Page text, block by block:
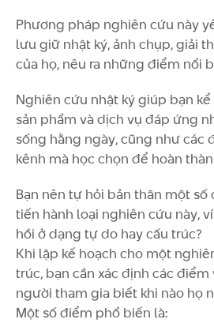
Phương pháp nghiên cứu này
lưu giữ nhật ký, ảnh chụp, giải
của họ, nêu ra những điểm nổi
Nghiên cứu nhật ký giúp bạn
sản phẩm và dịch vụ đáp ứng
sống hằng ngày, cũng như các
kênh mà học chọn để hoàn
Bạn nên tự hỏi bản thân một số
tiến hành loại nghiên cứu này,
hồi ở dạng tự do hay cấu trúc?
Khi lập kế hoạch cho một
trúc, bạn cần xác định các
người tham gia biết khi nào họ
Một số điểm phổ biến là: